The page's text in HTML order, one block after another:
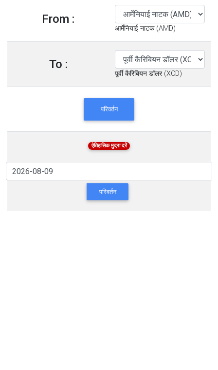
From :
आर्मेनियाई नाटक (AMD)
To :
पूर्वी कैरिबियन डॉलर (XCD)
परिवर्तन
ऐतिहासिक मुद्रा दरें
परिवर्तन